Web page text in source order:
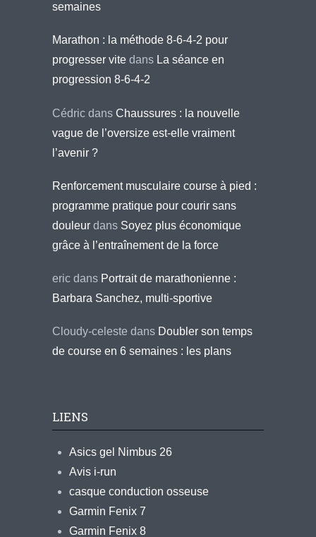
semaines
Marathon : la méthode 8-6-4-2 pour
progresser vite dans La séance en
progression 8-6-4-2
Cédric dans Chaussures : la nouvelle
vague de l’oversize est-elle vraiment
l’avenir ?
Renforcement musculaire course à pied :
programme pratique pour courir sans
douleur dans Soyez plus économique
grâce à l’entraînement de la force
eric dans Portrait de marathonienne :
Barbara Sanchez, multi-sportive
Cloudy-celeste dans Doubler son temps
de course en 6 semaines : les plans
LIENS
Asics gel Nimbus 26
Avis i-run
casque conduction osseuse
Garmin Fenix 7
Garmin Fenix 8